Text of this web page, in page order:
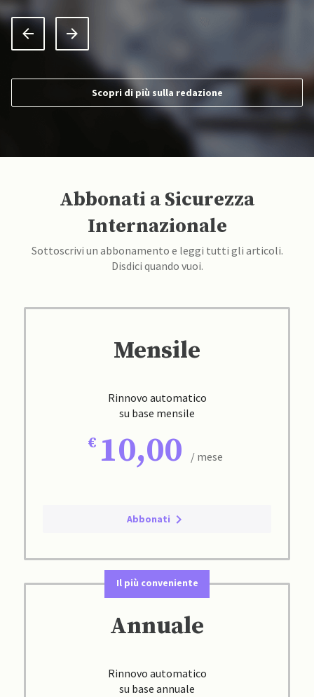
Scopri di più sulla redazione
Abbonati a Sicurezza
Internazionale
Sottoscrivi un abbonamento e leggi tutti gli articoli.
Disdici quando vuoi.
Mensile
Rinnovo automatico
su base mensile
10,00 / mese
Abbonati
Il più conveniente
Annuale
Rinnovo automatico
su base annuale